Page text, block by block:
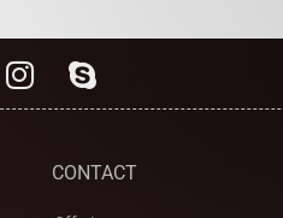
CONTACT